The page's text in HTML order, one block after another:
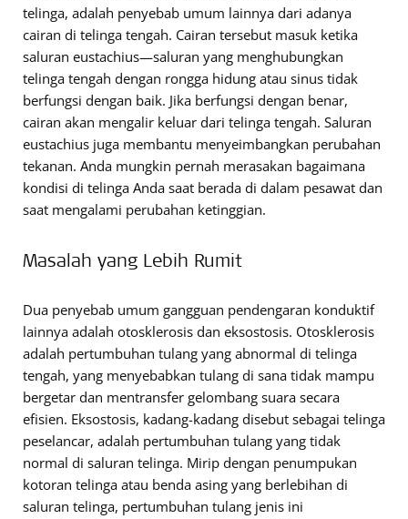
telinga, adalah penyebab umum lainnya dari adanya
cairan di telinga tengah. Cairan tersebut masuk ketika
saluran eustachius—saluran yang menghubungkan
telinga tengah dengan rongga hidung atau sinus tidak
berfungsi dengan baik. Jika berfungsi dengan benar,
cairan akan mengalir keluar dari telinga tengah. Saluran
eustachius juga membantu menyeimbangkan perubahan
tekanan. Anda mungkin pernah merasakan bagaimana
kondisi di telinga Anda saat berada di dalam pesawat dan
saat mengalami perubahan ketinggian.
Masalah yang Lebih Rumit
Dua penyebab umum gangguan pendengaran konduktif
lainnya adalah otosklerosis dan eksostosis. Otosklerosis
adalah pertumbuhan tulang yang abnormal di telinga
tengah, yang menyebabkan tulang di sana tidak mampu
bergetar dan mentransfer gelombang suara secara
efisien. Eksostosis, kadang-kadang disebut sebagai telinga
peselancar, adalah pertumbuhan tulang yang tidak
normal di saluran telinga. Mirip dengan penumpukan
kotoran telinga atau benda asing yang berlebihan di
saluran telinga, pertumbuhan tulang jenis ini